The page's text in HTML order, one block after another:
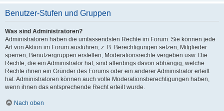
Benutzer-Stufen und Gruppen
Was sind Administratoren?
Administratoren haben die umfassendsten Rechte im Forum. Sie können jede
Art von Aktion im Forum ausführen; z. B. Berechtigungen setzen, Mitglieder
sperren, Benutzergruppen erstellen, Moderationsrechte vergeben usw. Die
Rechte, die ein Administrator hat, sind allerdings davon abhängig, welche
Rechte ihnen ein Gründer des Forums oder ein anderer Administrator erteilt
hat. Administratoren können auch volle Moderationsberechtigungen haben,
wenn ihnen das entsprechende Recht erteilt wurde.
Nach oben